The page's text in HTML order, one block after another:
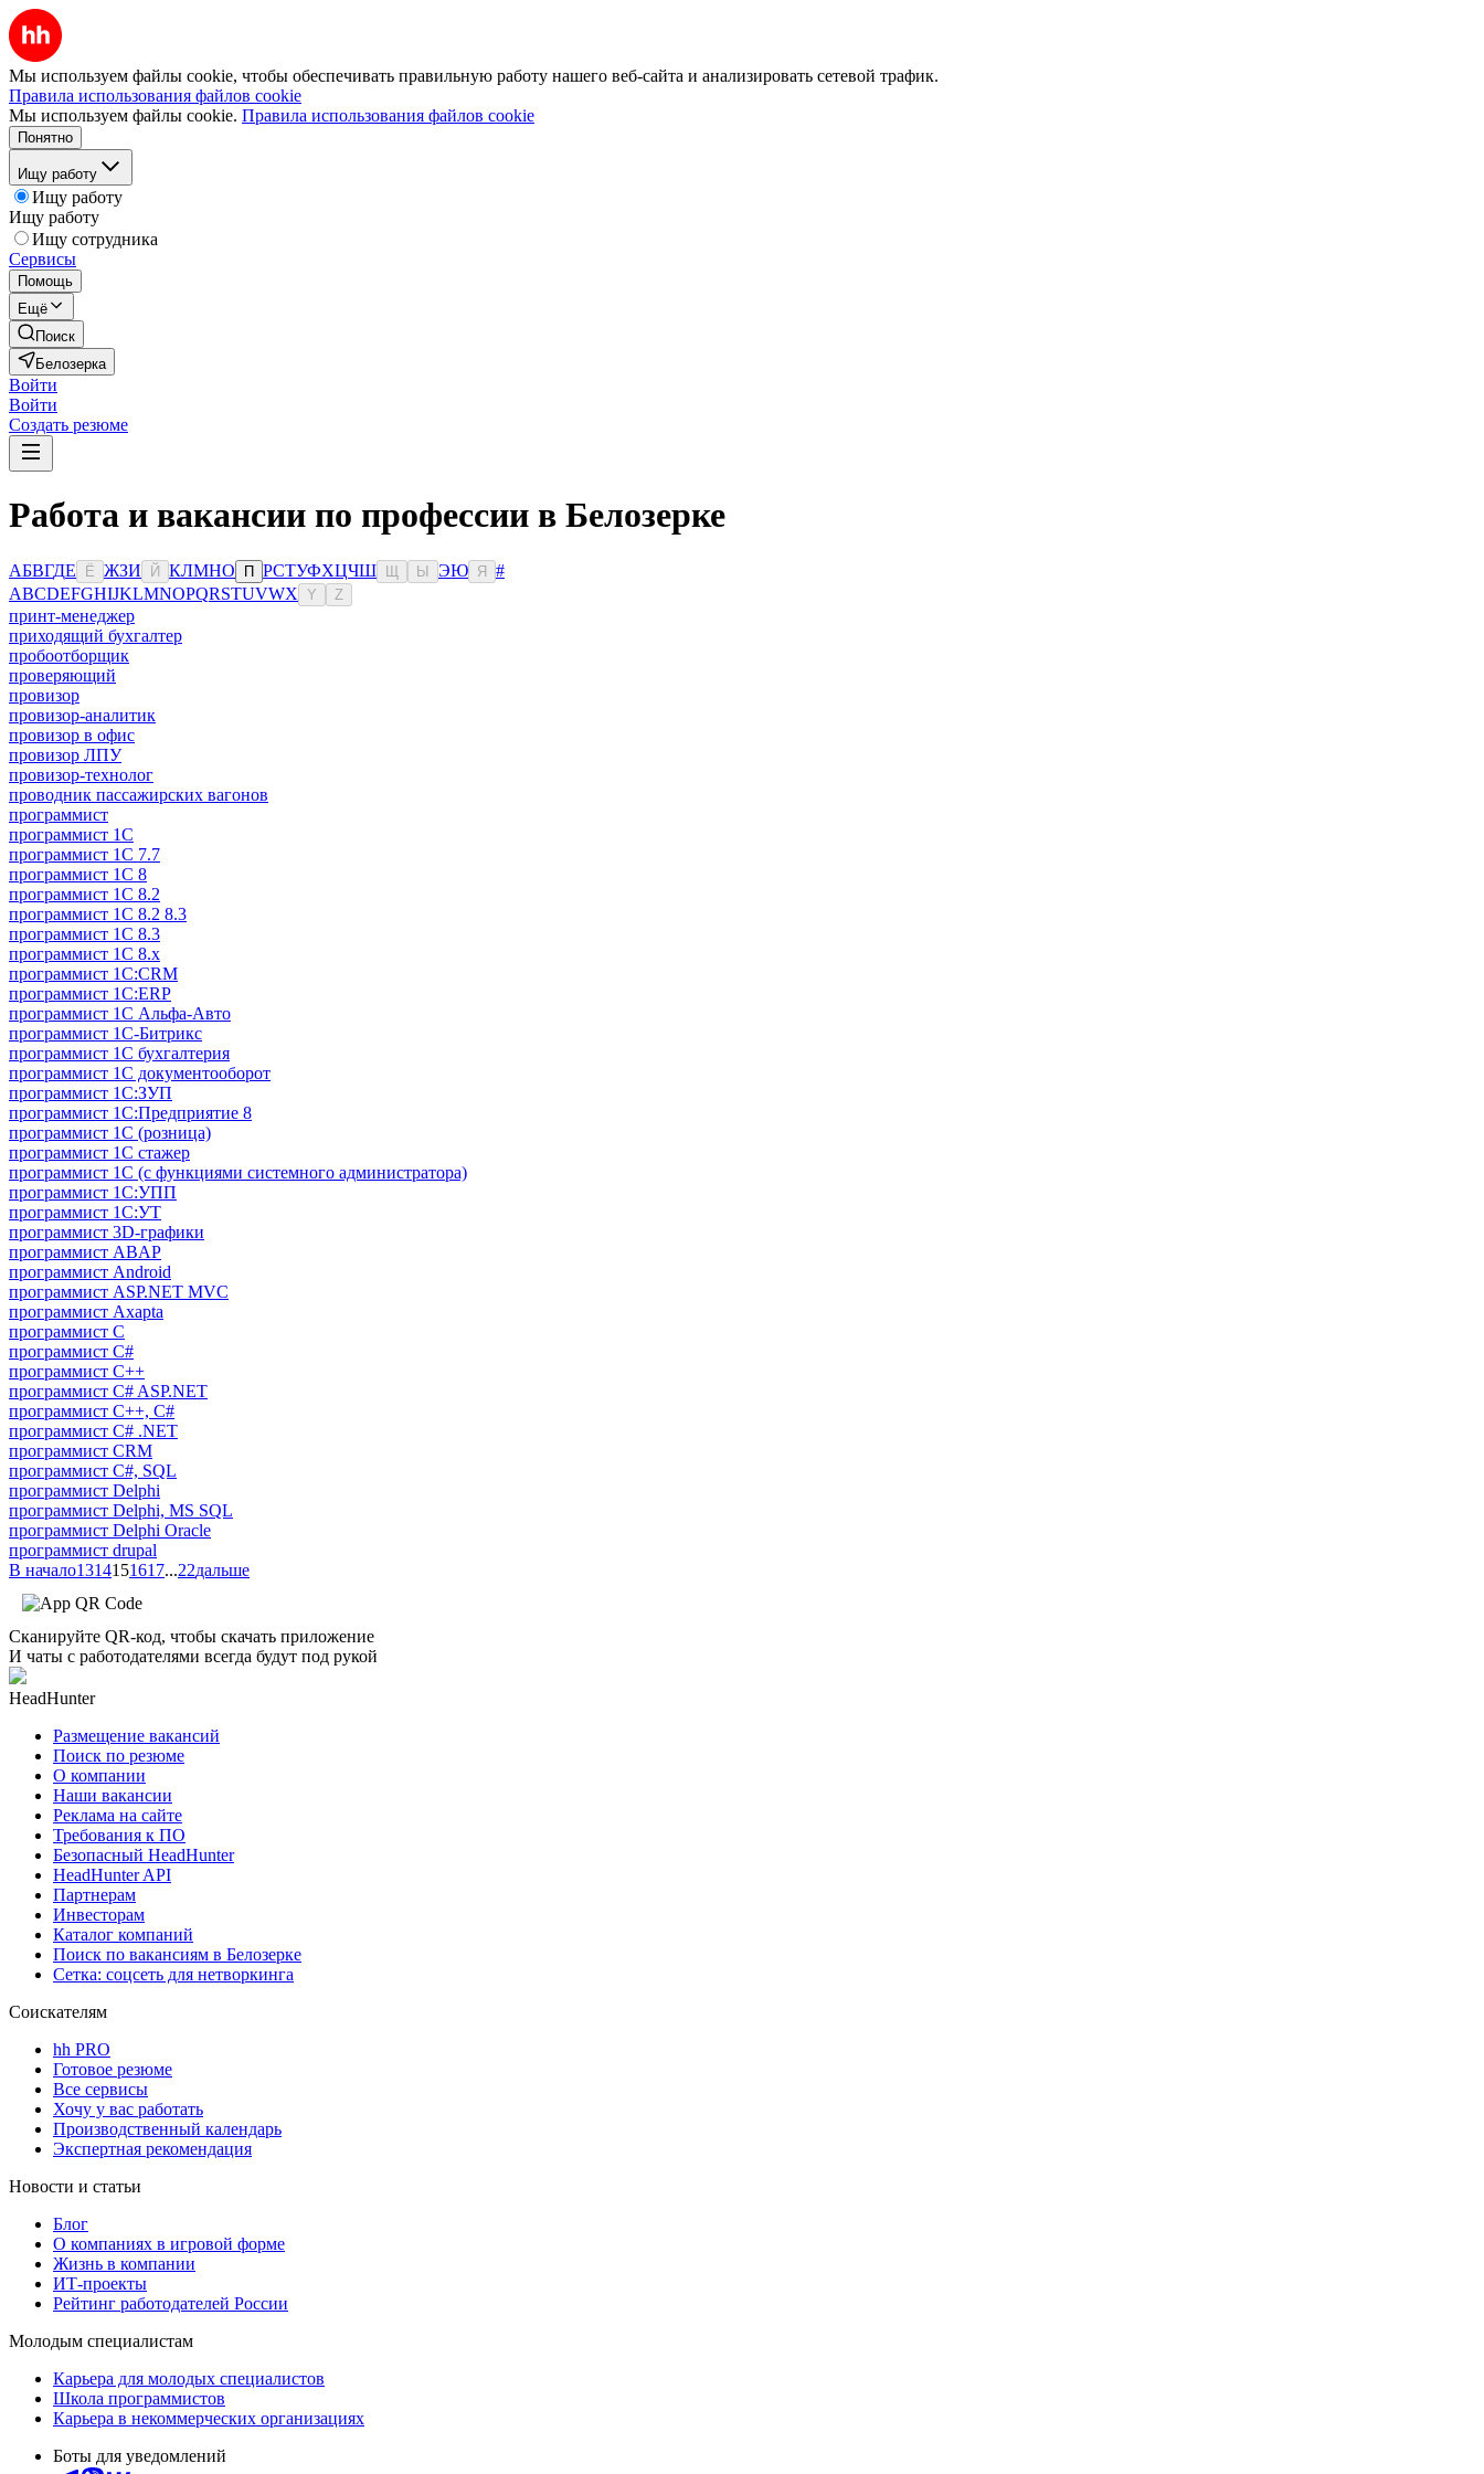
Мы используем файлы cookie, чтобы обеспечивать правильную работу нашего веб-сайта и анализировать сетевой трафик.
Правила использования файлов cookie
Мы используем файлы cookie. Правила использования файлов cookie
Понятно
Ищу работу
Ищу работу
Ищу работу
Ищу сотрудника
Сервисы
Помощь
Ещё
Поиск
Белозерка
Войти
Войти
Создать резюме
Работа и вакансии по профессии в Белозерке
АБВГДЕ Ё ЖЗИ Й КЛМНО П РСТУФХЦЧШ Ы ЭЮ Я
#
ABCDEFGHIJKLMNOPQRSTUVWX Y Z
принт-менеджер
приходящий бухгалтер
пробоотборщик
проверяющий
провизор
провизор-аналитик
провизор в офис
провизор ЛПУ
провизор-технолог
проводник пассажирских вагонов
программист
программист 1C
программист 1C 7.7
программист 1C 8
программист 1C 8.2
программист 1С 8.2 8.3
программист 1С 8.3
программист 1С 8.х
программист 1С:CRM
программист 1С:ERP
программист 1С Альфа-Авто
программист 1С-Битрикс
программист 1С бухгалтерия
программист 1С документооборот
программист 1С:ЗУП
программист 1С:Предприятие 8
программист 1С (розница)
программист 1С стажер
программист 1С (с функциями системного администратора)
программист 1С:УПП
программист 1С:УТ
программист 3D-графики
программист ABAP
программист Android
программист ASP.NET MVC
программист Axapta
программист C
программист C#
программист C++
программист C# ASP.NET
программист C++, C#
программист C# .NET
программист CRM
программист C#, SQL
программист Delphi
программист Delphi, MS SQL
программист Delphi Oracle
программист drupal
В начало1314151617...22дальше
Сканируйте QR-код, чтобы скачать приложение
И чаты с работодателями всегда будут под рукой
HeadHunter
Размещение вакансий
Поиск по резюме
О компании
Наши вакансии
Реклама на сайте
Требования к ПО
Безопасный HeadHunter
HeadHunter API
Партнерам
Инвесторам
Каталог компаний
Поиск по вакансиям в Белозерке
Сетка: соцсеть для нетворкинга
Соискателям
hh PRO
Готовое резюме
Все сервисы
Хочу у вас работать
Производственный календарь
Экспертная рекомендация
Новости и статьи
Блог
О компаниях в игровой форме
Жизнь в компании
ИТ-проекты
Рейтинг работодателей России
Молодым специалистам
Карьера для молодых специалистов
Школа программистов
Карьера в некоммерческих организациях
Боты для уведомлений